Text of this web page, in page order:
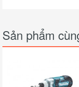
Sản phẩm